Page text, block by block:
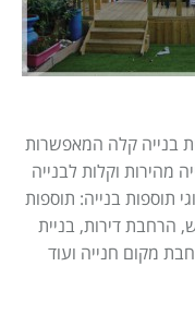
בנייה קלה המאפשרות
מהירות וקלות לבנייה
תוספות בנייה: תוספות
הרחבת דירות, בניית
מקום חנייה ועוד